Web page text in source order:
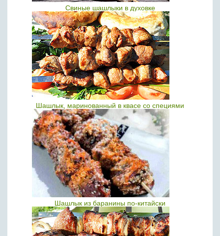
Свиные шашлыки в духовке
Шашлык, маринованный в квасе со специями
Шашлык из баранины по-китайски